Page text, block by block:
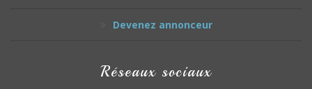
Devenez annonceur
Réseaux sociaux